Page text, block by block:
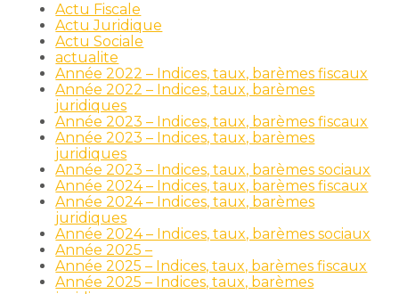
Actu Fiscale
Actu Juridique
Actu Sociale
actualite
Année 2022 – Indices, taux, barèmes fiscaux
Année 2022 – Indices, taux, barèmes
juridiques
Année 2023 – Indices, taux, barèmes fiscaux
Année 2023 – Indices, taux, barèmes
juridiques
Année 2023 – Indices, taux, barèmes sociaux
Année 2024 – Indices, taux, barèmes fiscaux
Année 2024 – Indices, taux, barèmes
juridiques
Année 2024 – Indices, taux, barèmes sociaux
Année 2025 –
Année 2025 – Indices, taux, barèmes fiscaux
Année 2025 – Indices, taux, barèmes